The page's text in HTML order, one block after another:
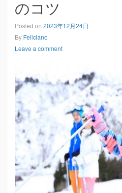
のコツ
Posted on 2023年12月24日
By Feliciano
Leave a comment